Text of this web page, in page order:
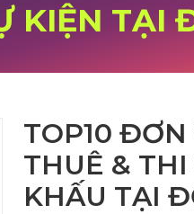
KIỆN TẠI
TOP10 ĐƠN
THUÊ & THI
KHẤU TẠI